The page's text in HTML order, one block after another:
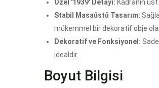
Özel '1939' Detayı: Kadranın
Stabil Masaüstü Tasarım:
mükemmel bir dekoratif obje
Dekoratif ve Fonksiyonel:
idealdir.
Boyut Bilgisi